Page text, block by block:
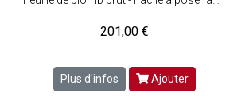
201,00 €
Plus d'infos Ajouter